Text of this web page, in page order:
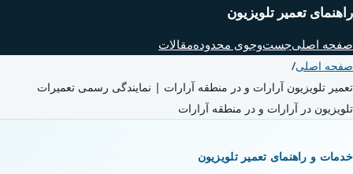
راهنمای تعمیر تلویزیون
صفحه اصلیجست‌وجوی محدودهمقالات
صفحه اصلی/
تعمیر تلویزیون آرارات و در منطقه آرارات | نمایندگی رسمی تعمیرات
تلویزیون در آرارات و در منطقه آرارات
خدمات و راهنمای تعمیر تلویزیون